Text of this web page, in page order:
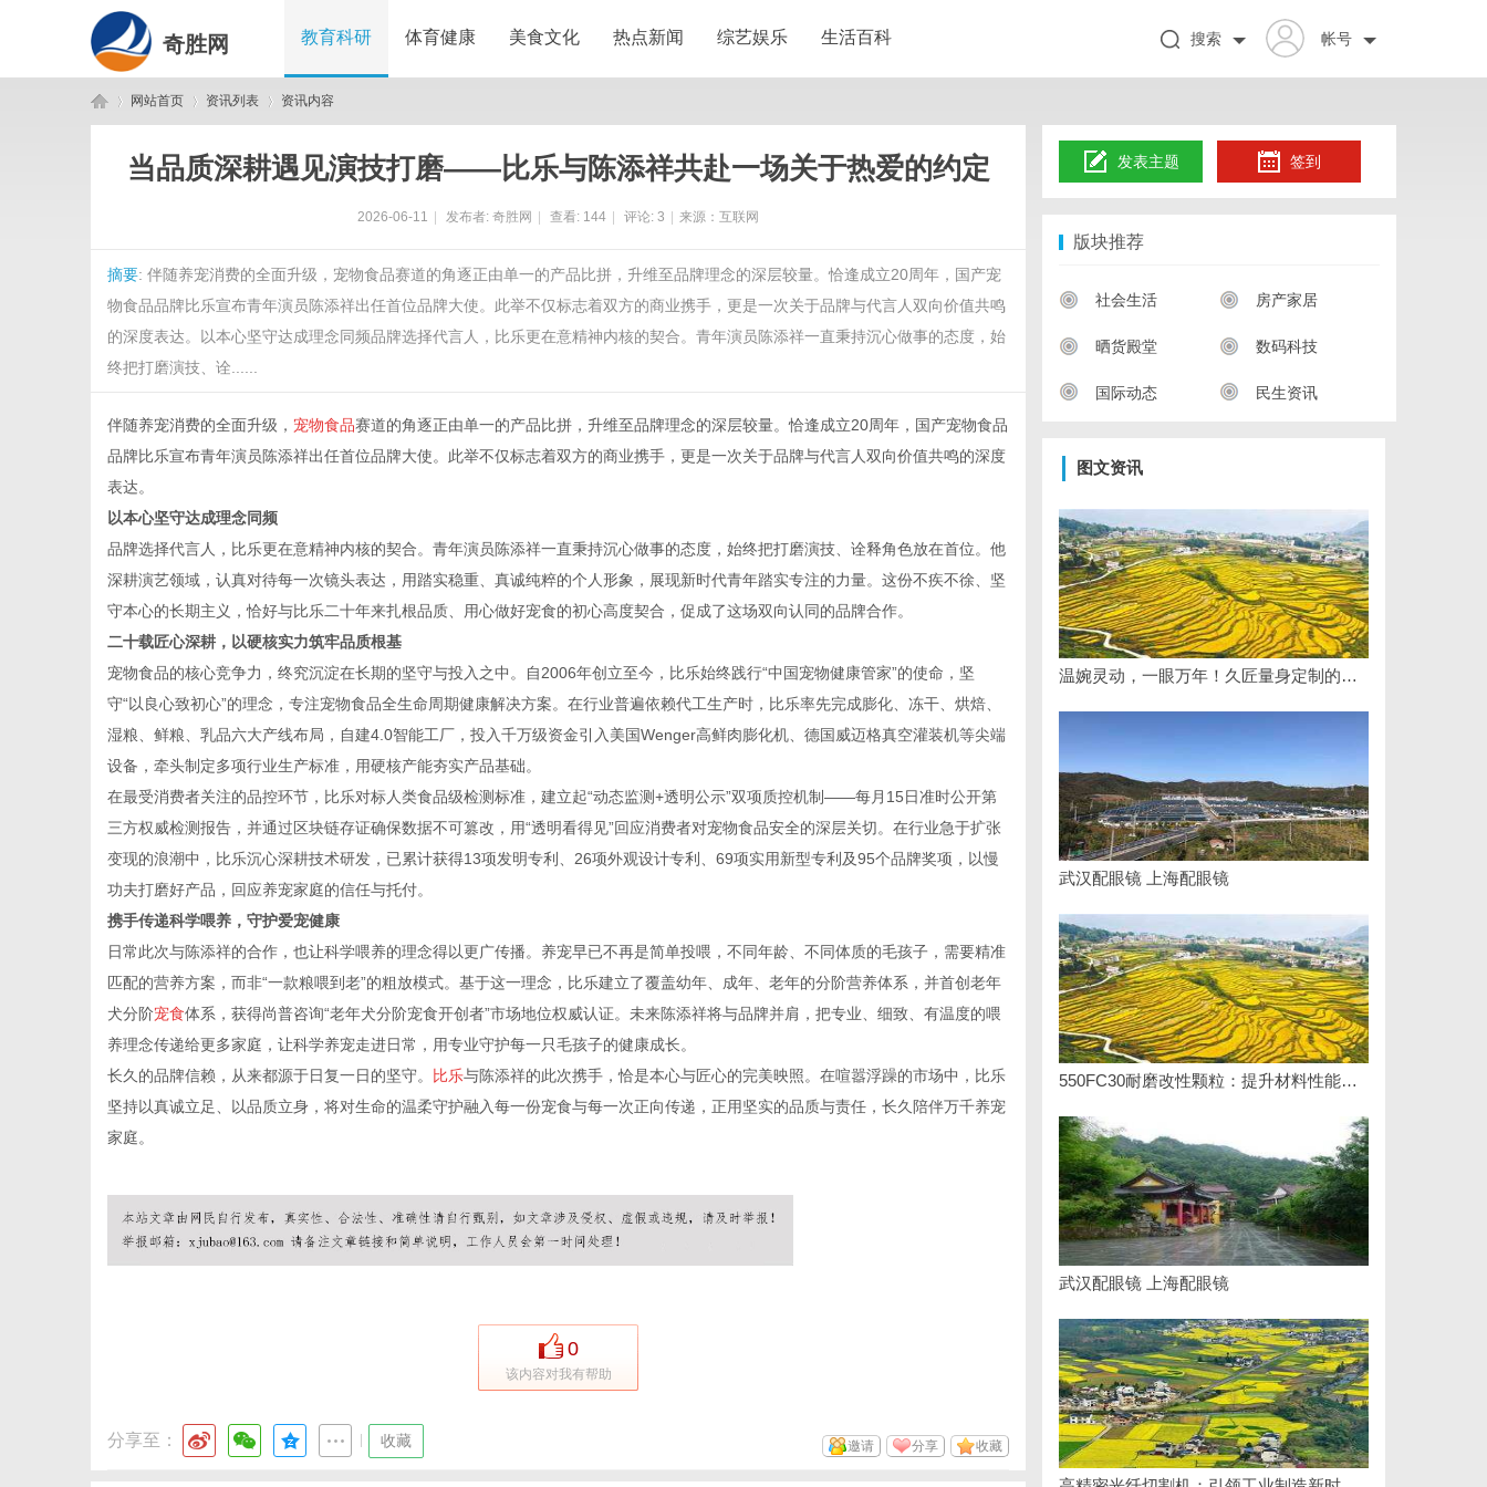
奇胜网 教育科研 体育健康 美食文化 热点新闻 综艺娱乐 生活百科 帐号
搜索
网站首页 资讯列表 资讯内容
当品质深耕遇见演技打磨——比乐与陈添祥共赴一场关于热爱的约定
2026-06-11 发布者: 奇胜网 查看: 144 评论: 3 来源：互联网
摘要: 伴随养宠消费的全面升级，宠物食品赛道的角逐正由单一的产品比拼，升维至品牌理念的深层较量。恰逢成立20周年，国产宠
物食品品牌比乐宣布青年演员陈添祥出任首位品牌大使。此举不仅标志着双方的商业携手，更是一次关于品牌与代言人双向价值共鸣
的深度表达。以本心坚守达成理念同频品牌选择代言人，比乐更在意精神内核的契合。青年演员陈添祥一直秉持沉心做事的态度，始
终把打磨演技、诠......
伴随养宠消费的全面升级， 宠物食品赛道的角逐正由单一的产品比拼，升维至品牌理念的深层较量。恰逢成立20周年，国产宠物食品
品牌比乐宣布青年演员陈添祥出任首位品牌大使。此举不仅标志着双方的商业携手，更是一次关于品牌与代言人双向价值共鸣的深度
表达。
以本心坚守达成理念同频
品牌选择代言人，比乐更在意精神内核的契合。青年演员陈添祥一直秉持沉心做事的态度，始终把打磨演技、诠释角色放在首位。他
深耕演艺领域，认真对待每一次镜头表达，用踏实稳重、真诚纯粹的个人形象，展现新时代青年踏实专注的力量。这份不疾不徐、坚
守本心的长期主义，恰好与比乐二十年来扎根品质、用心做好宠食的初心高度契合，促成了这场双向认同的品牌合作。
二十载匠心深耕，以硬核实力筑牢品质根基
宠物食品的核心竞争力，终究沉淀在长期的坚守与投入之中。自2006年创立至今，比乐始终践行“中国宠物健康管家”的使命，坚
守“以良心致初心”的理念，专注宠物食品全生命周期健康解决方案。在行业普遍依赖代工生产时，比乐率先完成膨化、冻干、烘焙、
湿粮、鲜粮、乳品六大产线布局，自建4.0智能工厂，投入千万级资金引入美国Wenger高鲜肉膨化机、德国威迈格真空灌装机等尖端
设备，牵头制定多项行业生产标准，用硬核产能夯实产品基础。
在最受消费者关注的品控环节，比乐对标人类食品级检测标准，建立起“动态监测+透明公示”双项质控机制——每月15日准时公开第
三方权威检测报告，并通过区块链存证确保数据不可篡改，用“透明看得见”回应消费者对宠物食品安全的深层关切。在行业急于扩张
变现的浪潮中，比乐沉心深耕技术研发，已累计获得13项发明专利、26项外观设计专利、69项实用新型专利及95个品牌奖项，以慢
功夫打磨好产品，回应养宠家庭的信任与托付。
携手传递科学喂养，守护爱宠健康
日常此次与陈添祥的合作，也让科学喂养的理念得以更广传播。养宠早已不再是简单投喂，不同年龄、不同体质的毛孩子，需要精准
匹配的营养方案，而非“一款粮喂到老”的粗放模式。基于这一理念，比乐建立了覆盖幼年、成年、老年的分阶营养体系，并首创老年
犬分阶宠食体系，获得尚普咨询“老年犬分阶宠食开创者”市场地位权威认证。未来陈添祥将与品牌并肩，把专业、细致、有温度的喂
养理念传递给更多家庭，让科学养宠走进日常，用专业守护每一只毛孩子的健康成长。
长久的品牌信赖，从来都源于日复一日的坚守。
比乐与陈添祥的此次携手，恰是本心与匠心的完美映照。在喧嚣浮躁的市场中，比乐
坚持以真诚立足、以品质立身，将对生命的温柔守护融入每一份宠食与每一次正向传递，正用坚实的品质与责任，长久陪伴万千养宠
家庭。
0
该内容对我有帮助
分享至： 收藏 收藏
分享
邀请
发表主题 签到
版块推荐
社会生活 房产家居
晒货殿堂 数码科技
国际动态 民生资讯
图文资讯
温婉灵动，一眼万年！久匠量身定制的眉眼唇，才是你整张脸的点睛之笔！淡颜系女生的气质加分项
武汉配眼镜 上海配眼镜
550FC30耐磨改性颗粒：提升材料性能的新选择
武汉配眼镜 上海配眼镜